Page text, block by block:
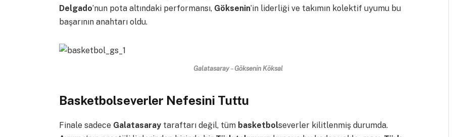
Delgado’nun pota altındaki performansı, Göksenin’in liderliği ve takımın kolektif uyumu bu
başarının anahtarı oldu.
Galatasaray–Göksenin Köksal
Basketbolseverler Nefesini Tuttu
Finale sadece Galatasaray taraftarı değil, tüm basketbolseverler kilitlenmiş durumda.